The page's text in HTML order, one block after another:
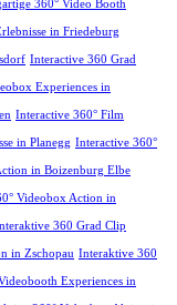
360° Video Booth
in Friedeburg
Interactive 360 Grad
Experiences in
Interactive 360° Film
in Planegg Interactive 360°
in Boizenburg Elbe
Videobox Action in
360 Grad Clip
in Zschopau Interaktive 360
Experiences in